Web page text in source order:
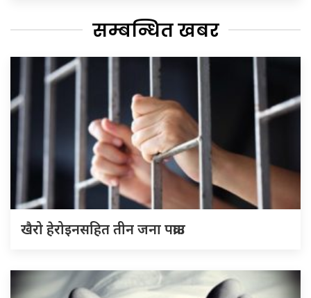
सम्बन्धित खबर
खैरो हेरोइनसहित तीन जना पक्राउ